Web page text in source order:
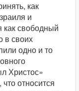
как
и
как свободный
в своих
одно и то
Христос»
относится